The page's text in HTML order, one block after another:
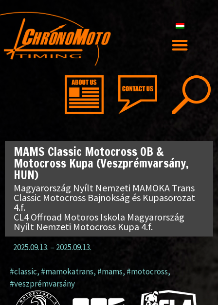
MAMS Classic Motocross OB &
Motocross Kupa (Veszprémvarsány,
HUN)
Magyarország Nyílt Nemzeti MAMOKA Trans
Classic Motocross Bajnokság és Kupasorozat
4.f.
CL4 Offroad Motoros Iskola Magyarország
Nyílt Nemzeti Motocross Kupa 4.f.
2025.09.13. – 2025.09.13.
#classic, #mamokatrans, #mams, #motocross,
#veszprémvarsány